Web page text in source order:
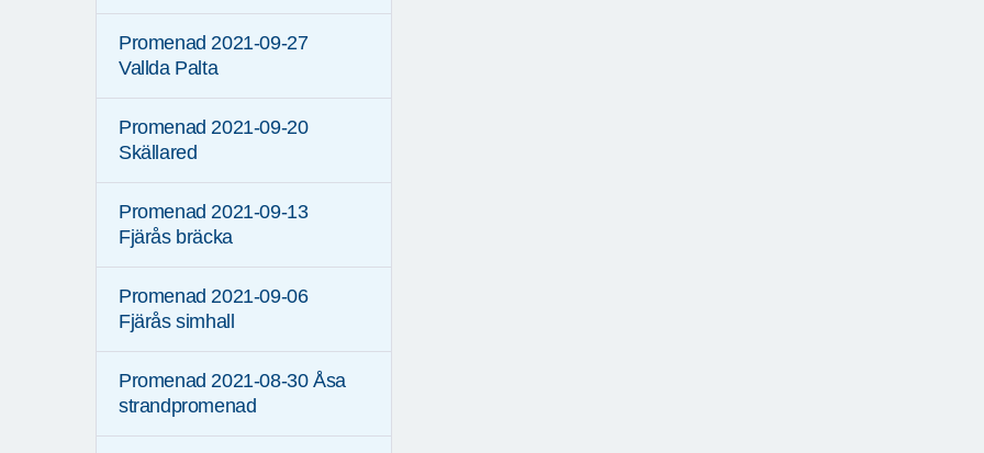
Promenad 2021-09-27
Vallda Palta
Promenad 2021-09-20
Skällared
Promenad 2021-09-13
Fjärås bräcka
Promenad 2021-09-06
Fjärås simhall
Promenad 2021-08-30 Åsa
strandpromenad